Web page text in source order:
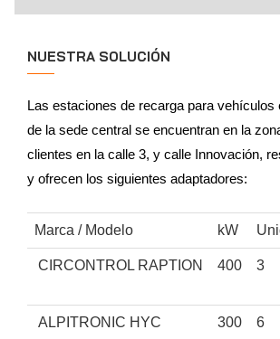
NUESTRA SOLUCIÓN
Las estaciones de recarga para vehículos
de la sede central se encuentran en la
clientes en la calle 3, y calle Innovación,
y ofrecen los siguientes adaptadores:
Marca / Modelo kW
CIRCONTROL RAPTION 400 3
ALPITRONIC HYC 300 6